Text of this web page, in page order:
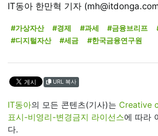
IT동아 한만혁 기자
#가상자산 #경제 #과세 #금융브리프
#디지털자산
#세금 #한국금융연구원
URL 복사
IT동아의 모든 콘텐츠(기사)는 Creative
표시-비영리-변경금지 라이선스에 따라
다.